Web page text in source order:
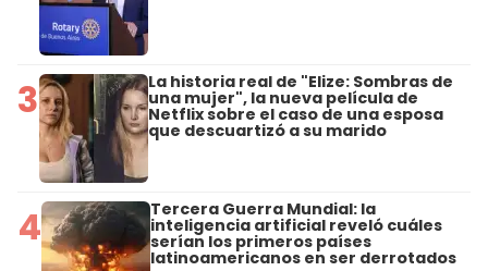
3 La historia real de "Elize: Sombras de
una mujer", la nueva película de
Netflix sobre el caso de una esposa
que descuartizó a su marido
4 Tercera Guerra Mundial: la
inteligencia artificial reveló cuáles
serían los primeros países
latinoamericanos en ser derrotados